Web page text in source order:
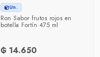
Un.
Ron Sabor frutos rojos en
botella Fortín 475 ml
₲ 14.650